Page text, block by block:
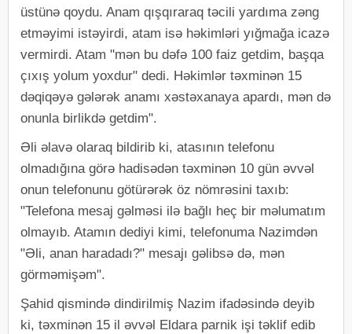
üstünə qoydu. Anam qışqıraraq təcili yardıma zəng
etməyimi istəyirdi, atam isə həkimləri yığmağa icazə
vermirdi. Atam "mən bu dəfə 100 faiz getdim, başqa
çıxış yolum yoxdur" dedi. Həkimlər təxminən 15
dəqiqəyə gələrək anamı xəstəxanaya apardı, mən də
onunla birlikdə getdim".
Əli əlavə olaraq bildirib ki, atasının telefonu
olmadığına görə hadisədən təxminən 10 gün əvvəl
onun telefonunu götürərək öz nömrəsini taxıb:
"Telefona mesaj gəlməsi ilə bağlı heç bir məlumatım
olmayıb. Atamın dediyi kimi, telefonuma Nazimdən
"Əli, anan haradadı?" mesajı gəlibsə də, mən
görməmişəm".
Şahid qismində dindirilmiş Nazim ifadəsində deyib
ki, təxminən 15 il əvvəl Eldara parnik işi təklif edib